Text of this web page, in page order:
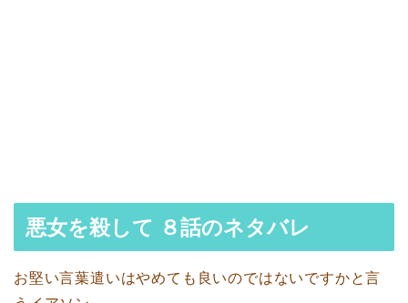
悪女を殺して ８話のネタバレ
お堅い言葉遣いはやめても良いのではないですかと言